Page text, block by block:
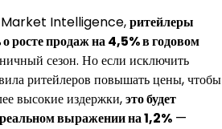
Market Intelligence,ритейлеры
росте продаж на 4,5% в годовом
сезон. Но если исключить
ритейлеров повышать цены, чтобы
высокие издержки,это будет
выражении на 1,2% —